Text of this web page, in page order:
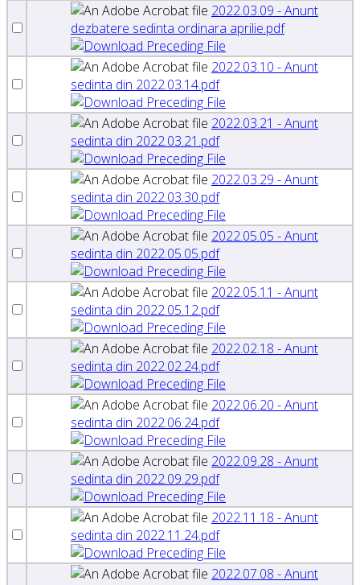
2022.03.09 - Anunt
dezbatere sedinta ordinara aprilie.pdf
2022.03.10 - Anunt
sedinta din 2022.03.14.pdf
2022.03.21 - Anunt
sedinta din 2022.03.21.pdf
2022.03.29 - Anunt
sedinta din 2022.03.30.pdf
2022.05.05 - Anunt
sedinta din 2022.05.05.pdf
2022.05.11 - Anunt
sedinta din 2022.05.12.pdf
2022.02.18 - Anunt
sedinta din 2022.02.24.pdf
2022.06.20 - Anunt
sedinta din 2022.06.24.pdf
2022.09.28 - Anunt
sedinta din 2022.09.29.pdf
2022.11.18 - Anunt
sedinta din 2022.11.24.pdf
2022.07.08 - Anunt